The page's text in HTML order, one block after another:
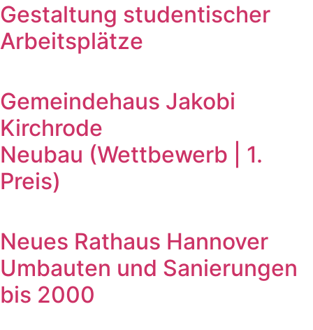
Gestaltung studentischer
Arbeitsplätze
Gemeindehaus Jakobi
Kirchrode
Neubau (Wettbewerb | 1.
Preis)
Neues Rathaus Hannover
Umbauten und Sanierungen
bis 2000